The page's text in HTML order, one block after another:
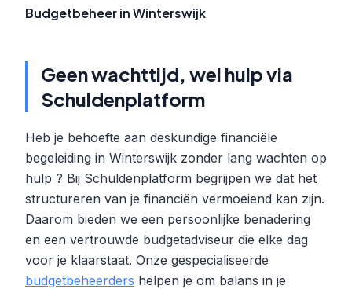
Budgetbeheer in Winterswijk
Geen wachttijd, wel hulp via
Schuldenplatform
Heb je behoefte aan deskundige financiële
begeleiding in Winterswijk zonder lang wachten op
hulp ? Bij Schuldenplatform begrijpen we dat het
structureren van je financiën vermoeiend kan zijn.
Daarom bieden we een persoonlijke benadering
en een vertrouwde budgetadviseur die elke dag
voor je klaarstaat. Onze gespecialiseerde
budgetbeheerders helpen je om balans in je